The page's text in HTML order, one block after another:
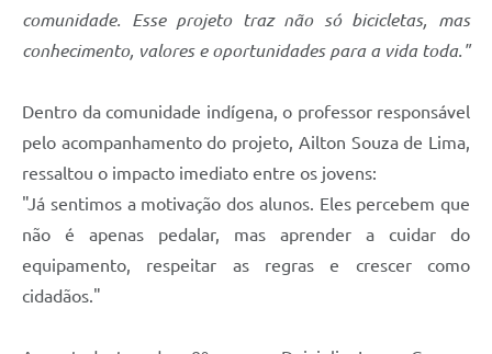
comunidade. Esse projeto traz não só bicicletas, mas
conhecimento, valores e oportunidades para a vida toda."
Dentro da comunidade indígena, o professor responsável
pelo acompanhamento do projeto, Ailton Souza de Lima,
ressaltou o impacto imediato entre os jovens:
"Já sentimos a motivação dos alunos. Eles percebem que
não é apenas pedalar, mas aprender a cuidar do
equipamento, respeitar as regras e crescer como
cidadãos."